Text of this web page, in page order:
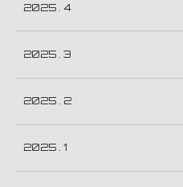
2025 . 4
2025 . 3
2025 . 2
2025 . 1